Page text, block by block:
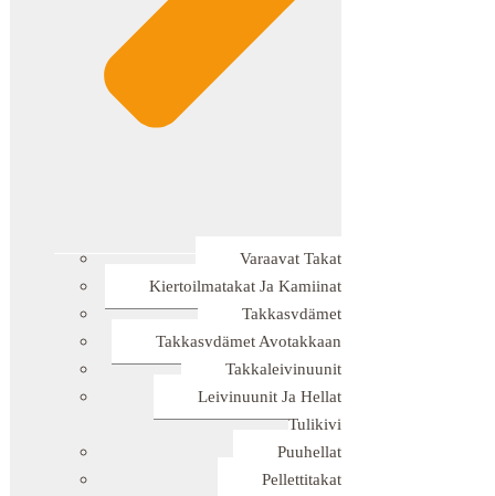
Varaavat Takat
Kiertoilmatakat Ja Kamiinat
Takkasydämet
Takkasydämet Avotakkaan
Takkaleivinuunit
Leivinuunit Ja Hellat
Tulikivi
Puuhellat
Pellettitakat